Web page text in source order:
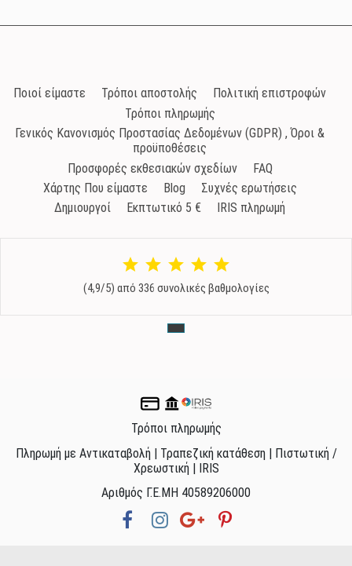
Ποιοί είμαστε Τρόποι αποστολής
Πολιτική επιστροφών
Τρόποι πληρωμής
Γενικός Κανονισμός Προστασίας Δεδομένων (GDPR) , Όροι &
προϋποθέσεις
Προσφορές εκθεσιακών σχεδίων
FAQ
Χάρτης Που είμαστε
Blog
Συχνές ερωτήσεις
Δημιουργοί
Εκπτωτικό 5 € IRIS πληρωμή
(4,9/5) από 336 συνολικές βαθμολογίες
Τρόποι πληρωμής
Πληρωμή με Αντικαταβολή | Τραπεζική κατάθεση | Πιστωτική /
Χρεωστική | IRIS
Αριθμός Γ.Ε.ΜΗ 40589206000